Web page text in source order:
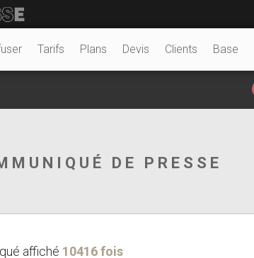
Tarifs Plans Devis Clients Base
DE PRESSE
affiché 10416 fois